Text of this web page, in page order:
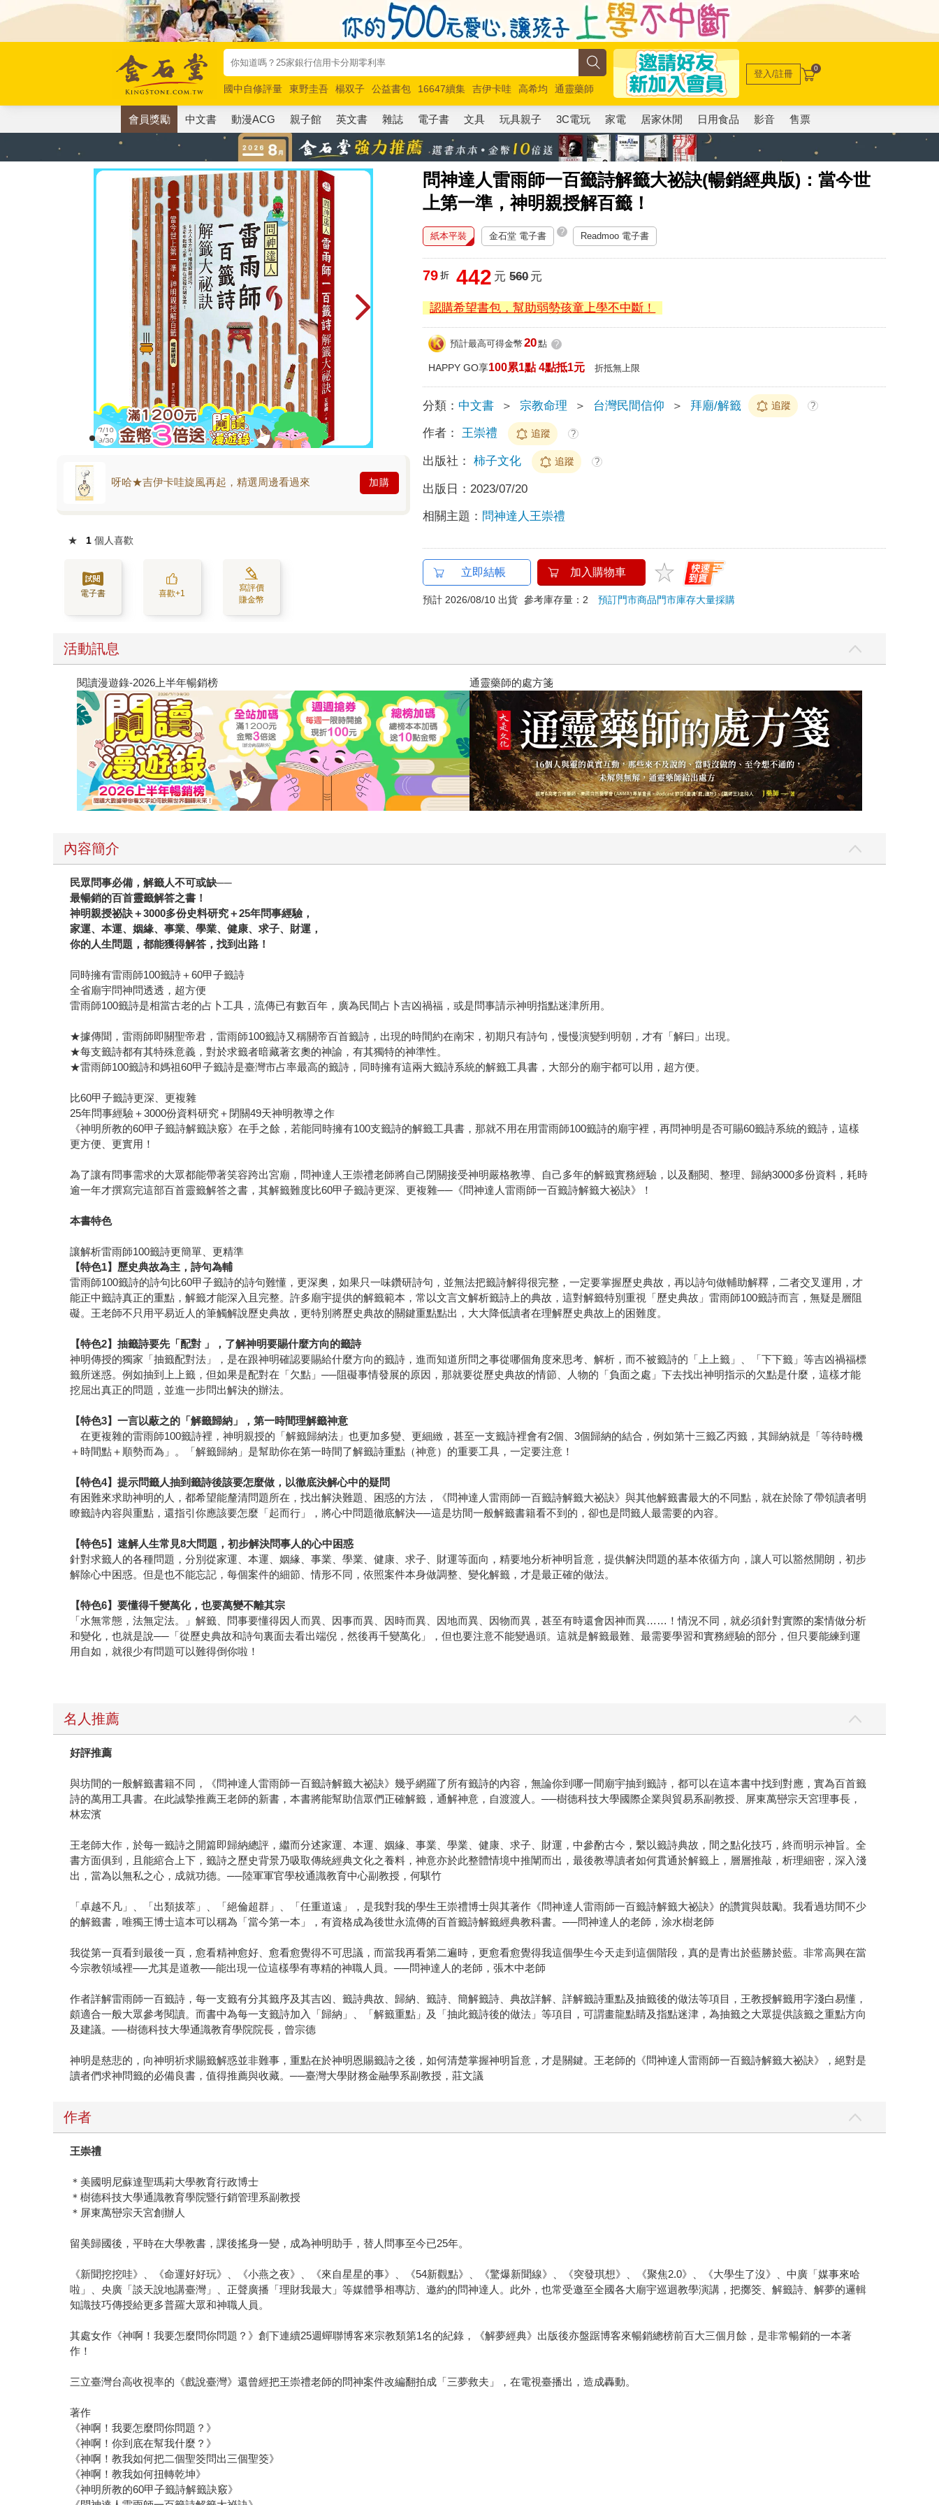
國中自修評量 東野圭吾 楊双子 公益書包 16647續集 吉伊卡哇 高希均
通靈藥師
唯紅花綻放
奧德賽 路邊攤新作 馬斯克 玩具總動員5 超慢跑
登入/註冊 0
會員獎勵 中文書 動漫ACG 親子館 英文書 雜誌 電子書 文具 玩具親子 3C電玩 家電 居家休閒 日用食品 影音 售票
問神達人雷雨師一百籤詩解籤大祕訣(暢銷經典版)：當今世
上第一準，神明親授解百籤！
呀哈★吉伊卡哇旋風再起，精選周邊看過來 加購
★ 1 個人喜歡
電子書 喜歡+1
寫評價
賺金幣
紙本平裝 金石堂 電子書 ? Readmoo 電子書
79 折 442 元 560元
認購希望書包，幫助弱勢孩童上學不中斷！
預計最高可得金幣 20點 ?
HAPPY GO享100累1點 4點抵1元 折抵無上限
分類： 中文書 ＞ 宗教命理 ＞ 台灣民間信仰 ＞ 拜廟/解籤 追蹤 ?
作者： 王崇禮 追蹤 ?
出版社： 柿子文化 追蹤 ?
出版日： 2023/07/20
相關主題： 問神達人王崇禮
立即結帳 加入購物車
預計 2026/08/10 出貨 參考庫存量：2預訂門市商品門市庫存大量採購
活動訊息
閱讀漫遊錄-2026上半年暢銷榜 通靈藥師的處方箋
內容簡介
民眾問事必備，解籤人不可或缺──
最暢銷的百首靈籤解答之書！
神明親授祕訣＋3000多份史料研究＋25年問事經驗，
家運、本運、姻緣、事業、學業、健康、求子、財運，
你的人生問題，都能獲得解答，找到出路！
同時擁有雷雨師100籤詩＋60甲子籤詩
全省廟宇問神問透透，超方便
雷雨師100籤詩是相當古老的占卜工具，流傳已有數百年，廣為民間占卜吉凶禍福，或是問事請示神明指點迷津所用。
★據傳聞，雷雨師即關聖帝君，雷雨師100籤詩又稱關帝百首籤詩，出現的時間約在南宋，初期只有詩句，慢慢演變到明朝，才有「解曰」出現。
★每支籤詩都有其特殊意義，對於求籤者暗藏著玄奧的神諭，有其獨特的神準性。
★雷雨師100籤詩和媽祖60甲子籤詩是臺灣市占率最高的籤詩，同時擁有這兩大籤詩系統的解籤工具書，大部分的廟宇都可以用，超方便。
比60甲子籤詩更深、更複雜
25年問事經驗＋3000份資料研究＋閉關49天神明教導之作
《神明所教的60甲子籤詩解籤訣竅》在手之餘，若能同時擁有100支籤詩的解籤工具書，那就不用在用雷雨師100籤詩的廟宇裡，再問神明是否可賜60籤詩系統的籤詩，這樣
更方便、更實用！
為了讓有問事需求的大眾都能帶著笑容跨出宮廟，問神達人王崇禮老師將自己閉關接受神明嚴格教導、自己多年的解籤實務經驗，以及翻閱、整理、歸納3000多份資料，耗時
逾一年才撰寫完這部百首靈籤解答之書，其解籤難度比60甲子籤詩更深、更複雜──《問神達人雷雨師一百籤詩解籤大祕訣》！
本書特色
讓解析雷雨師100籤詩更簡單、更精準
【特色1】歷史典故為主，詩句為輔
雷雨師100籤詩的詩句比60甲子籤詩的詩句難懂，更深奧，如果只一味鑽研詩句，並無法把籤詩解得很完整，一定要掌握歷史典故，再以詩句做輔助解釋，二者交叉運用，才
能正中籤詩真正的重點，解籤才能深入且完整。許多廟宇提供的解籤範本，常以文言文解析籤詩上的典故，這對解籤特別重視「歷史典故」雷雨師100籤詩而言，無疑是層阻
礙。王老師不只用平易近人的筆觸解說歷史典故，更特別將歷史典故的關鍵重點點出，大大降低讀者在理解歷史典故上的困難度。
【特色2】抽籤詩要先「配對 」，了解神明要賜什麼方向的籤詩
神明傳授的獨家「抽籤配對法」，是在跟神明確認要賜給什麼方向的籤詩，進而知道所問之事從哪個角度來思考、解析，而不被籤詩的「上上籤」、「下下籤」等吉凶禍福標
籤所迷惑。例如抽到上上籤，但如果是配對在「欠點」──阻礙事情發展的原因，那就要從歷史典故的情節、人物的「負面之處」下去找出神明指示的欠點是什麼，這樣才能
挖屈出真正的問題，並進一步問出解決的辦法。
【特色3】一言以蔽之的「解籤歸納」，第一時間理解籤神意
在更複雜的雷雨師100籤詩裡，神明親授的「解籤歸納法」也更加多變、更細緻，甚至一支籤詩裡會有2個、3個歸納的結合，例如第十三籤乙丙籤，其歸納就是「等待時機
＋時間點＋順勢而為」。「解籤歸納」是幫助你在第一時間了解籤詩重點（神意）的重要工具，一定要注意！
【特色4】提示問籤人抽到籤詩後該要怎麼做，以徹底決解心中的疑問
有困難來求助神明的人，都希望能釐清問題所在，找出解決難題、困惑的方法，《問神達人雷雨師一百籤詩解籤大祕訣》與其他解籤書最大的不同點，就在於除了帶領讀者明
瞭籤詩內容與重點，還指引你應該要怎麼「起而行」，將心中問題徹底解決──這是坊間一般解籤書籍看不到的，卻也是問籤人最需要的內容。
【特色5】速解人生常見8大問題，初步解決問事人的心中困惑
針對求籤人的各種問題，分別從家運、本運、姻緣、事業、學業、健康、求子、財運等面向，精要地分析神明旨意，提供解決問題的基本依循方向，讓人可以豁然開朗，初步
解除心中困惑。但是也不能忘記，每個案件的細節、情形不同，依照案件本身做調整、變化解籤，才是最正確的做法。
【特色6】要懂得千變萬化，也要萬變不離其宗
「水無常態，法無定法。」解籤、問事要懂得因人而異、因事而異、因時而異、因地而異、因物而異，甚至有時還會因神而異……！情況不同，就必須針對實際的案情做分析
和變化，也就是說──「從歷史典故和詩句裏面去看出端倪，然後再千變萬化」，但也要注意不能變過頭。這就是解籤最難、最需要學習和實務經驗的部分，但只要能練到運
用自如，就很少有問題可以難得倒你啦！
名人推薦
好評推薦
與坊間的一般解籤書籍不同，《問神達人雷雨師一百籤詩解籤大祕訣》幾乎網羅了所有籤詩的內容，無論你到哪一間廟宇抽到籤詩，都可以在這本書中找到對應，實為百首籤
詩的萬用工具書。在此誠摯推薦王老師的新書，本書將能幫助信眾們正確解籤，通解神意，自渡渡人。──樹德科技大學國際企業與貿易系副教授、屏東萬巒宗天宮理事長，
林宏濱
王老師大作，於每一籤詩之開篇即歸納總評，繼而分述家運、本運、姻緣、事業、學業、健康、求子、財運，中參酌古今，繫以籤詩典故，間之點化技巧，終而明示神旨。全
書方面俱到，且能綰合上下，籤詩之歷史背景乃吸取傳統經典文化之養料，神意亦於此整體情境中推闡而出，最後教導讀者如何貫通於解籤上，層層推敲，析理細密，深入淺
出，當為以無私之心，成就功德。──陸軍軍官學校通識教育中心副教授，何騏竹
「卓越不凡」、「出類拔萃」、「絕倫超群」、「任重道遠」，是我對我的學生王崇禮博士與其著作《問神達人雷雨師一百籤詩解籤大祕訣》的讚賞與鼓勵。我看過坊間不少
的解籤書，唯獨王博士這本可以稱為「當今第一本」，有資格成為後世永流傳的百首籤詩解籤經典教科書。──問神達人的老師，涂水樹老師
我從第一頁看到最後一頁，愈看精神愈好、愈看愈覺得不可思議，而當我再看第二遍時，更愈看愈覺得我這個學生今天走到這個階段，真的是青出於藍勝於藍。非常高興在當
今宗教領域裡──尤其是道教──能出現一位這樣學有專精的神職人員。──問神達人的老師，張木中老師
作者詳解雷雨師一百籤詩，每一支籤有分其籤序及其吉凶、籤詩典故、歸納、籤詩、簡解籤詩、典故詳解、詳解籤詩重點及抽籤後的做法等項目，王教授解籤用字淺白易懂，
頗適合一般大眾參考閱讀。而書中為每一支籤詩加入「歸納」、「解籤重點」及「抽此籤詩後的做法」等項目，可謂畫龍點睛及指點迷津，為抽籤之大眾提供該籤之重點方向
及建議。──樹德科技大學通識教育學院院長，曾宗德
神明是慈悲的，向神明祈求賜籤解惑並非難事，重點在於神明恩賜籤詩之後，如何清楚掌握神明旨意，才是關鍵。王老師的《問神達人雷雨師一百籤詩解籤大祕訣》，絕對是
讀者們求神問籤的必備良書，值得推薦與收藏。──臺灣大學財務金融學系副教授，莊文議
作者
王崇禮
＊美國明尼蘇達聖瑪莉大學教育行政博士
＊樹德科技大學通識教育學院暨行銷管理系副教授
＊屏東萬巒宗天宮創辦人
留美歸國後，平時在大學教書，課後搖身一變，成為神明助手，替人問事至今已25年。
《新聞挖挖哇》、《命運好好玩》、《小燕之夜》、《來自星星的事》、《54新觀點》、《驚爆新聞線》、《突發琪想》、《聚焦2.0》、《大學生了沒》、中廣「媒事來哈
啦」、央廣「談天說地講臺灣」、正聲廣播「理財我最大」等媒體爭相專訪、邀約的問神達人。此外，也常受邀至全國各大廟宇巡迴教學演講，把擲筊、解籤詩、解夢的邏輯
知識技巧傳授給更多普羅大眾和神職人員。
其處女作《神啊！我要怎麼問你問題？》創下連續25週蟬聯博客來宗教類第1名的紀錄，《解夢經典》出版後亦盤踞博客來暢銷總榜前百大三個月餘，是非常暢銷的一本著
作！
三立臺灣台高收視率的《戲說臺灣》還曾經把王崇禮老師的問神案件改編翻拍成「三夢救夫」，在電視臺播出，造成轟動。
著作
《神啊！我要怎麼問你問題？》
《神啊！你到底在幫我什麼？》
《神啊！教我如何把二個聖筊問出三個聖筊》
《神啊！教我如何扭轉乾坤》
《神明所教的60甲子籤詩解籤訣竅》